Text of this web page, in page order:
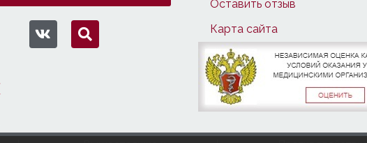
Оставить отзыв
Карта сайта